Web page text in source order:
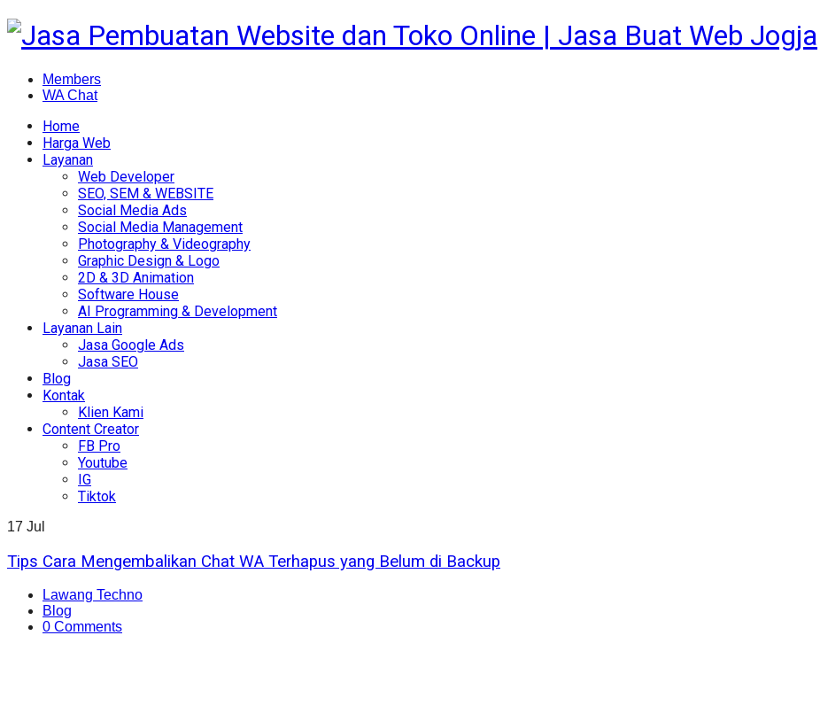
Members
WA Chat
Home
Harga Web
Layanan
Web Developer
SEO, SEM & WEBSITE
Social Media Ads
Social Media Management
Photography & Videography
Graphic Design & Logo
2D & 3D Animation
Software House
AI Programming & Development
Layanan Lain
Jasa Google Ads
Jasa SEO
Blog
Kontak
Klien Kami
Content Creator
FB Pro
Youtube
IG
Tiktok
17 Jul
Tips Cara Mengembalikan Chat WA Terhapus yang Belum di Backup
Lawang Techno
Blog
0 Comments